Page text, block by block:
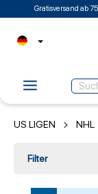
Gratisversand ab
US LIGEN NHL
Filter